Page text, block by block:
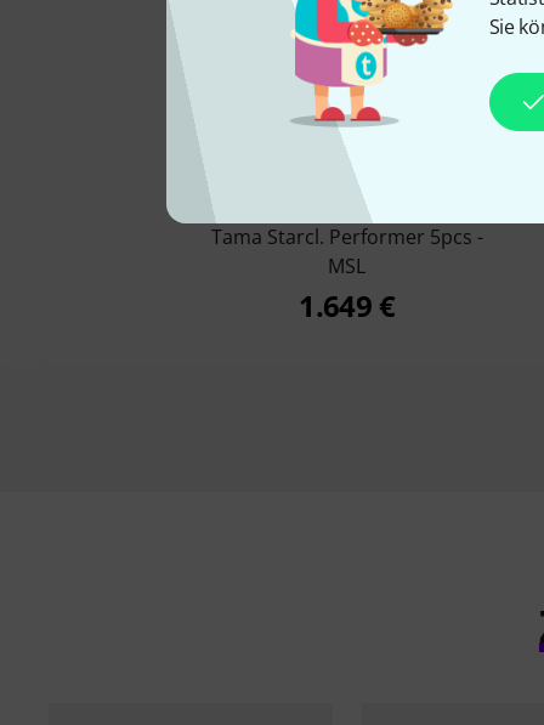
Sie
19%
KAUFTEN
Tama Starcl. Performer 5pcs -
MSL
1.649 €